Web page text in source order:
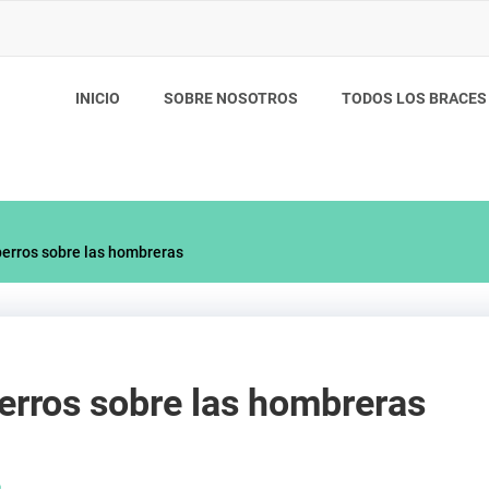
INICIO SOBRE NOSOTROS TODOS LOS BRACES
sobre las hombreras
sobre las hombreras